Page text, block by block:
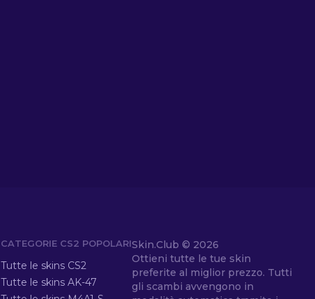
CATEGORIE CS2 POPOLARI
Tutte le skins CS2
Tutte le skins AK-47
Skin.Club © 2026
Ottieni tutte le tue skin
preferite al miglior prezzo. Tutti
gli scambi avvengono in